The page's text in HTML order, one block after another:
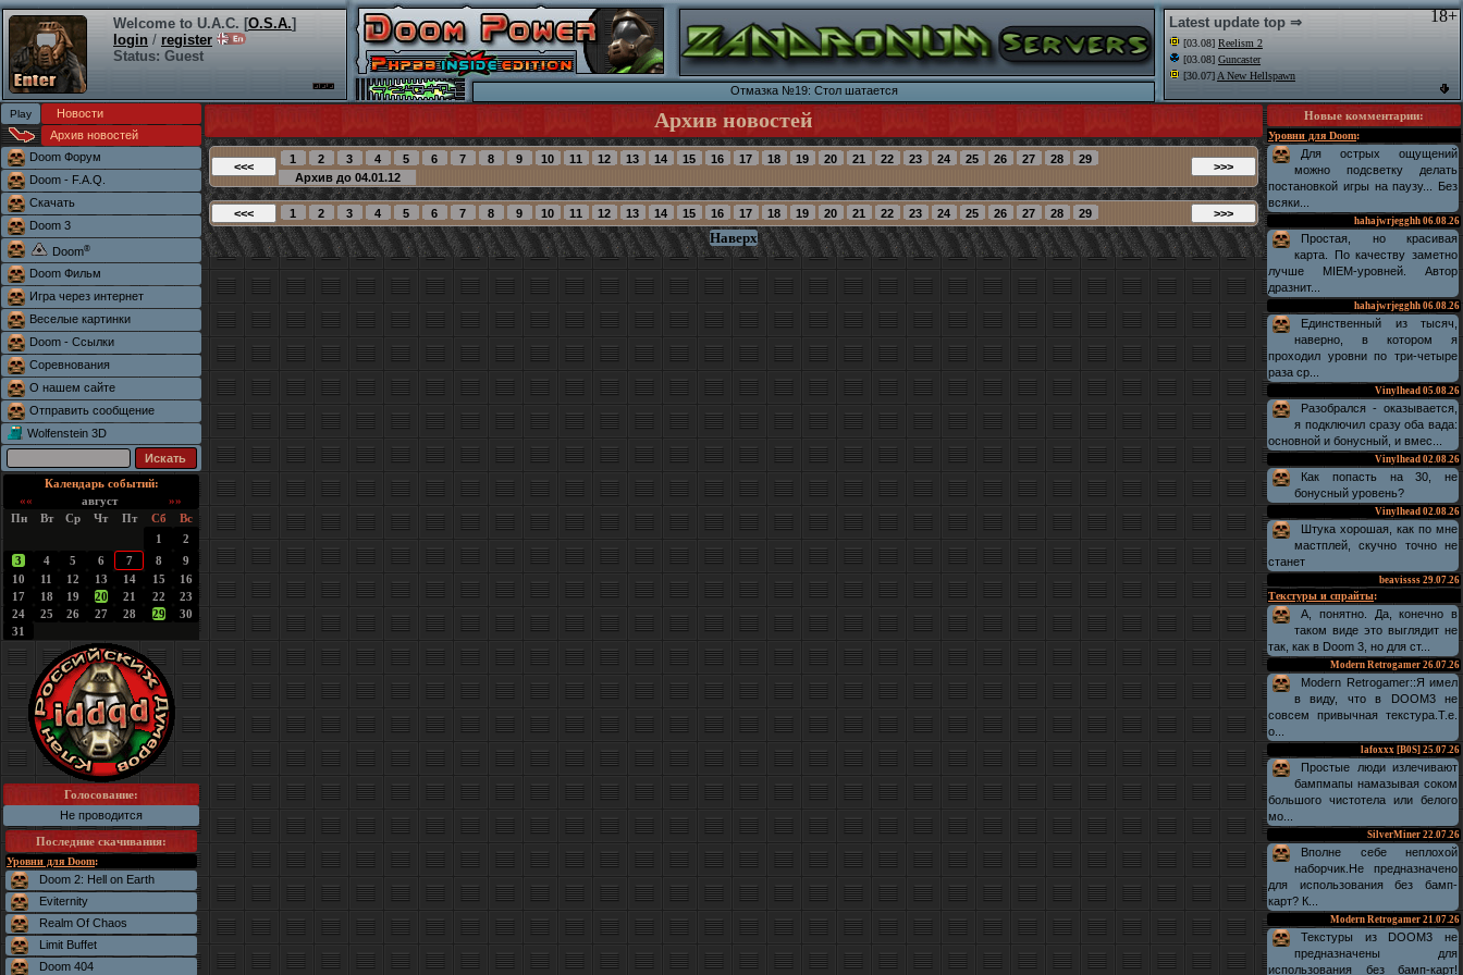
18+
Welcome to U.A.C. [O.S.A.]
login / register
Status: Guest
Latest update top ⇒
[03.08] Reelism 2
[03.08] Guncaster
[30.07] A New Hellspawn
Отмазка №19: Стол шатается
Новости
Архив новостей
Doom Форум
Doom - F.A.Q.
Скачать
Doom 3
Doom®
Doom Фильм
Игра через интернет
Веселые картинки
Doom - Ссылки
Соревнования
О нашем сайте
Отправить сообщение
Wolfenstein 3D
Календарь событий:
««
август
»»
Пн
Вт Ср Чт Пт Сб
Вс
1
2
3
4 5 6 7 8
9
10
11 12 13 14 15
16
17
18 19 20 21 22
23
24
25 26 27 28 29
30
31
Голосование:
Не проводится
Последние скачивания:
Уровни для Doom:
Doom 2: Hell on Earth
Eviternity
Realm Of Chaos
Limit Buffet
Doom 404
Архив новостей
Наверх
Новые комментарии:
Уровни для Doom:
Для острых ощущений
можно подсветку делать
постановкой игры на паузу... Без
всяки...
hahajwrjegghh 06.08.26
Простая, но красивая
карта. По качеству заметно
лучше MIEM-уровней. Автор
дразнит...
hahajwrjegghh 06.08.26
Единственный из тысяч,
наверно, в котором я
проходил уровни по три-четыре
раза ср...
Vinylhead 05.08.26
Разобрался - оказывается,
я подключил сразу оба вада:
основной и бонусный, и вмес...
Vinylhead 02.08.26
Как попасть на 30, не
бонусный уровень?
Vinylhead 02.08.26
Штука хорошая, как по мне
мастплей, скучно точно не
станет
beavissss 29.07.26
Текстуры и спрайты:
А, понятно. Да, конечно в
таком виде это выглядит не
так, как в Doom 3, но для ст...
Modern Retrogamer 26.07.26
Modern Retrogamer::Я имел
в виду, что в DOOM3 не
совсем привычная текстура.Т.е.
о...
lafoxxx [B0S] 25.07.26
Простые люди излечивают
бампмапы намазывая соком
большого чистотела или белого
мо...
SilverMiner 22.07.26
Вполне себе неплохой
наборчик.Не предназначено
для использования без бамп-
карт? К...
Modern Retrogamer 21.07.26
Текстуры из DOOM3 не
предназначены для
использования без бамп-карт!